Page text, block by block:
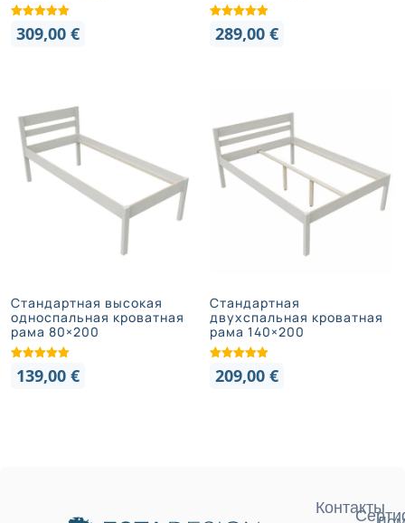
309,00 € 289,00€
Стандартная высокая
односпальная кроватная
рама 80×200
139,00 €
Стандартная
двухспальная кроватная
рама 140×200
209,00€
Контакты